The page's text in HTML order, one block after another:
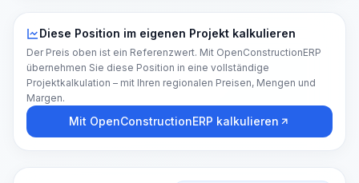
Diese Position im eigenen Projekt kalkulieren
Der Preis oben ist ein Referenzwert. Mit OpenConstructionERP
übernehmen Sie diese Position in eine vollständige
Projektkalkulation – mit Ihren regionalen Preisen, Mengen und
Margen.
Mit OpenConstructionERP kalkulieren